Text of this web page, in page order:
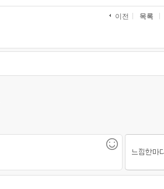
이전 목록